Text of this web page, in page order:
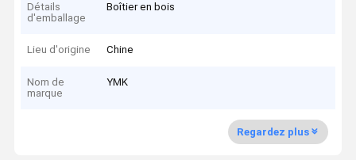
Détails
d'emballage
Boîtier en bois
Lieu d'origine Chine
Nom de
marque
YMK
Regardez plus